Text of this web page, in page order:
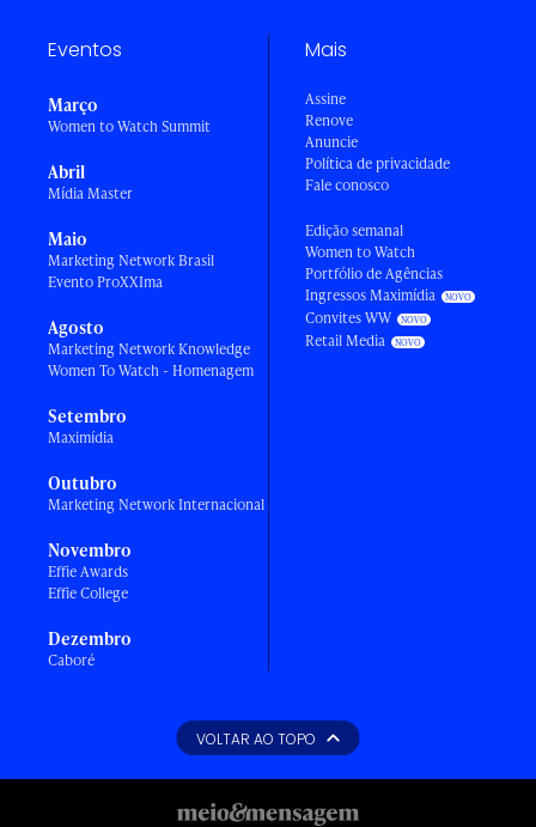
Eventos
Março
Women to Watch Summit
Abril
Mídia Master
Maio
Marketing Network Brasil
Evento ProXXIma
Agosto
Marketing Network Knowledge
Women To Watch - Homenagem
Setembro
Maximídia
Outubro
Marketing Network Internacional
Novembro
Effie Awards
Effie College
Dezembro
Caboré
Mais
Assine
Renove
Anuncie
Política de privacidade
Fale conosco
Edição semanal
Women to Watch
Portfólio de Agências
Ingressos Maximídia
Convites WW
Retail Media
VOLTAR AO TOPO